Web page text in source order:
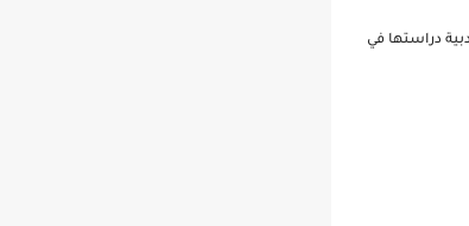
دراستها في